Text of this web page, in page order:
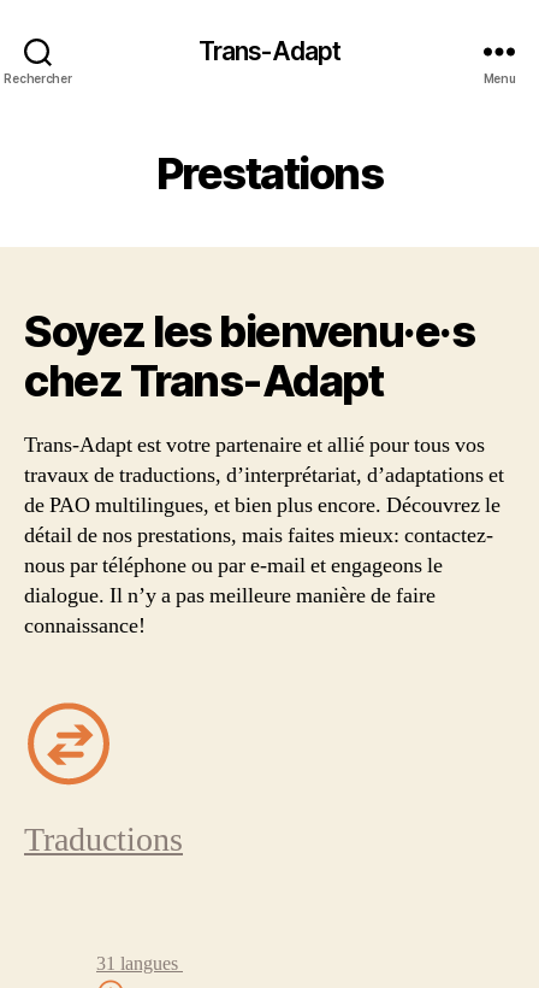
Rechercher
Trans-Adapt
Menu
Prestations
Soyez les bienvenu·e·s
chez Trans‑Adapt
Trans-Adapt est votre partenaire et allié pour tous vos
travaux de traductions, d’interprétariat, d’adaptations et
de PAO multilingues, et bien plus encore. Découvrez le
détail de nos prestations, mais faites mieux: contactez-
nous par téléphone ou par e-mail et engageons le
dialogue. Il n’y a pas meilleure manière de faire
connaissance!
Traductions
31 langues